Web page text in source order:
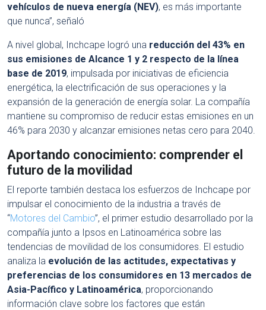
vehículos de nueva energía (NEV), es más importante
que nunca”, señaló
A nivel global, Inchcape logró una reducción del 43% en
sus emisiones de Alcance 1 y 2 respecto de la línea
base de 2019, impulsada por iniciativas de eficiencia
energética, la electrificación de sus operaciones y la
expansión de la generación de energía solar. La compañía
mantiene su compromiso de reducir estas emisiones en un
46% para 2030 y alcanzar emisiones netas cero para 2040.
Aportando conocimiento: comprender el
futuro de la movilidad
El reporte también destaca los esfuerzos de Inchcape por
impulsar el conocimiento de la industria a través de
“Motores del Cambio”, el primer estudio desarrollado por la
compañía junto a Ipsos en Latinoamérica sobre las
tendencias de movilidad de los consumidores. El estudio
analiza la evolución de las actitudes, expectativas y
preferencias de los consumidores en 13 mercados de
Asia-Pacífico y Latinoamérica, proporcionando
información clave sobre los factores que están